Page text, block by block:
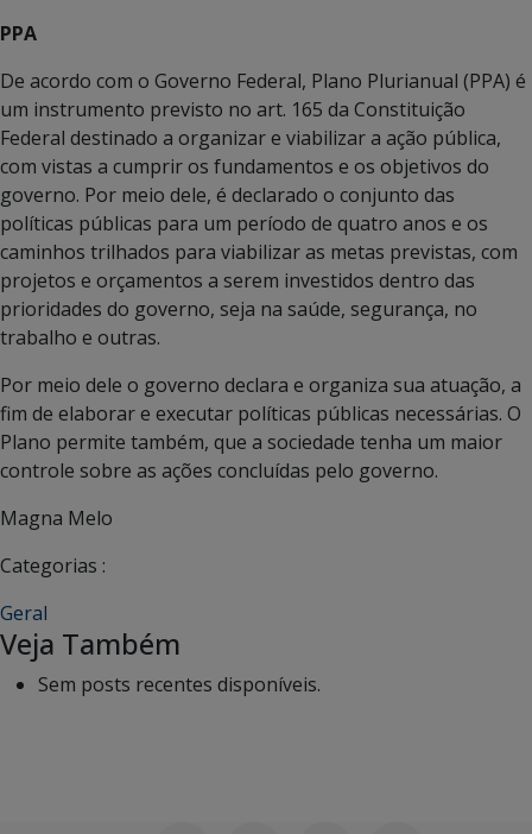
PPA
De acordo com o Governo Federal, Plano Plurianual (PPA) é
um instrumento previsto no art. 165 da Constituição
Federal destinado a organizar e viabilizar a ação pública,
com vistas a cumprir os fundamentos e os objetivos do
governo. Por meio dele, é declarado o conjunto das
políticas públicas para um período de quatro anos e os
caminhos trilhados para viabilizar as metas previstas, com
projetos e orçamentos a serem investidos dentro das
prioridades do governo, seja na saúde, segurança, no
trabalho e outras.
Por meio dele o governo declara e organiza sua atuação, a
fim de elaborar e executar políticas públicas necessárias. O
Plano permite também, que a sociedade tenha um maior
controle sobre as ações concluídas pelo governo.
Magna Melo
Categorias :
Geral
Veja Também
Sem posts recentes disponíveis.